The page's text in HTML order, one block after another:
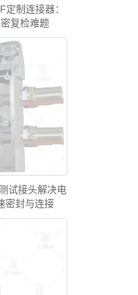
制连接器：
复检难题
试接头解决电
密封与连接